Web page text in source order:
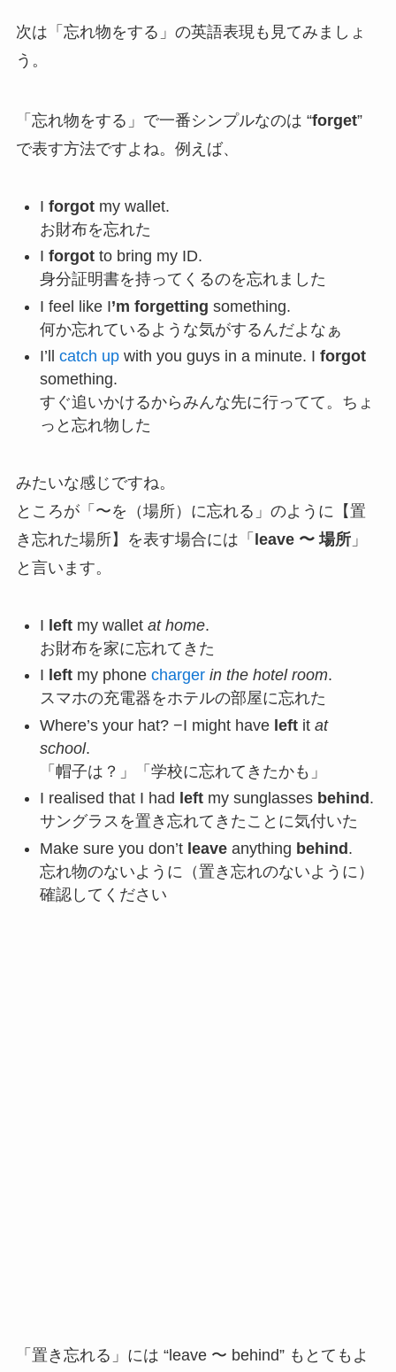
次は「忘れ物をする」の英語表現も見てみましょ
う。
「忘れ物をする」で一番シンプルなのは “forget”
で表す方法ですよね。例えば、
I forgotmy wallet.
お財布を忘れた
I forgotto bring my ID.
身分証明書を持ってくるのを忘れました
I feel like I’m forgetting something.
何か忘れているような気がするんだよなぁ
I’ll catch upwith you guys in a minute. I forgot
something.
すぐ追いかけるからみんな先に行ってて。ちょ
っと忘れ物した
みたいな感じですね。
ところが「〜を（場所）に忘れる」のように【置
き忘れた場所】を表す場合には「 leave 〜 場所」
と言います。
I leftmy wallet at home.
お財布を家に忘れてきた
I leftmy phone charger in the hotel room.
スマホの充電器をホテルの部屋に忘れた
Where’s your hat? −I might have left it at
school.
「帽子は？」「学校に忘れてきたかも」
I realised that I had leftmy sunglasses behind .
サングラスを置き忘れてきたことに気付いた
Make sure you don’t leaveanything behind.
忘れ物のないように（置き忘れのないように）
確認してください
「置き忘れる」には “leave 〜 behind” もとてもよ